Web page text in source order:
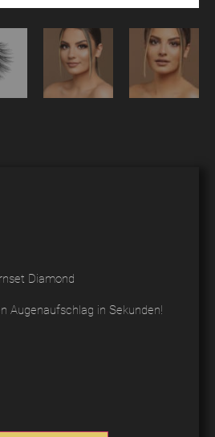
Diamond
Augenaufschlag in Sekunden!